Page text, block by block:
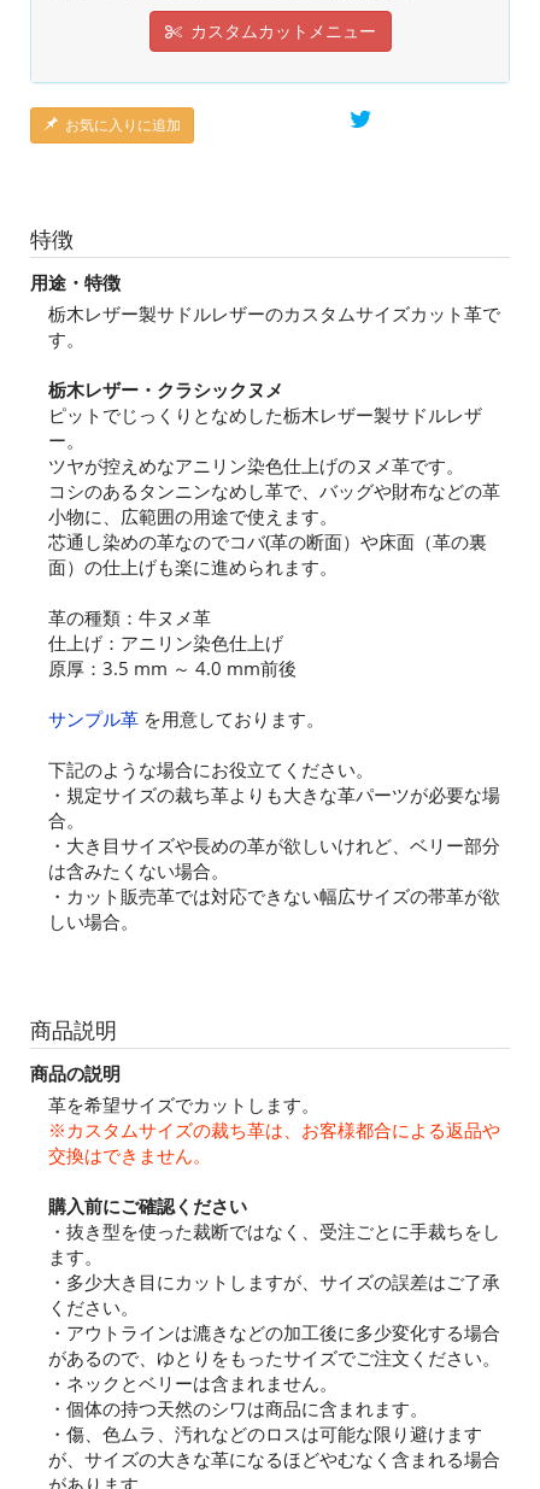
カスタムカットメニュー
お気に入りに追加
特徴
用途・特徴
栃木レザー製サドルレザーのカスタムサイズカット革で
す。
栃木レザー・クラシックヌメ
ピットでじっくりとなめした栃木レザー製サドルレザ
ー。
ツヤが控えめなアニリン染色仕上げのヌメ革です。
コシのあるタンニンなめし革で、バッグや財布などの革
小物に、広範囲の用途で使えます。
芯通し染めの革なのでコバ(革の断面）や床面（革の裏
面）の仕上げも楽に進められます。
革の種類：牛ヌメ革
仕上げ：アニリン染色仕上げ
原厚：3.5 mm ～ 4.0 mm前後
サンプル革 を用意しております。
下記のような場合にお役立てください。
・規定サイズの裁ち革よりも大きな革パーツが必要な場
合。
・大き目サイズや長めの革が欲しいけれど、ベリー部分
は含みたくない場合。
・カット販売革では対応できない幅広サイズの帯革が欲
しい場合。
商品説明
商品の説明
革を希望サイズでカットします。
※カスタムサイズの裁ち革は、お客様都合による返品や
交換はできません。
購入前にご確認ください
・抜き型を使った裁断ではなく、受注ごとに手裁ちをし
ます。
・多少大き目にカットしますが、サイズの誤差はご了承
ください。
・アウトラインは漉きなどの加工後に多少変化する場合
があるので、ゆとりをもったサイズでご注文ください。
・ネックとベリーは含まれません。
・個体の持つ天然のシワは商品に含まれます。
・傷、色ムラ、汚れなどのロスは可能な限り避けます
が、サイズの大きな革になるほどやむなく含まれる場合